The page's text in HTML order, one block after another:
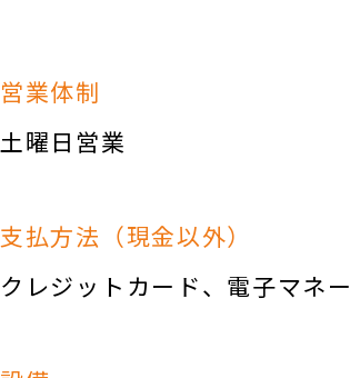
営業体制
土曜日営業
支払方法（現金以外）
クレジットカード
電子マネー